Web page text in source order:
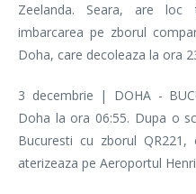
Zeelanda. Seara, are loc
imbarcarea pe zborul
Doha, care decoleaza la ora
3 decembrie | DOHA -
Doha la ora 06:55. Dupa o
Bucuresti cu zborul
aterizeaza pe Aeroportul